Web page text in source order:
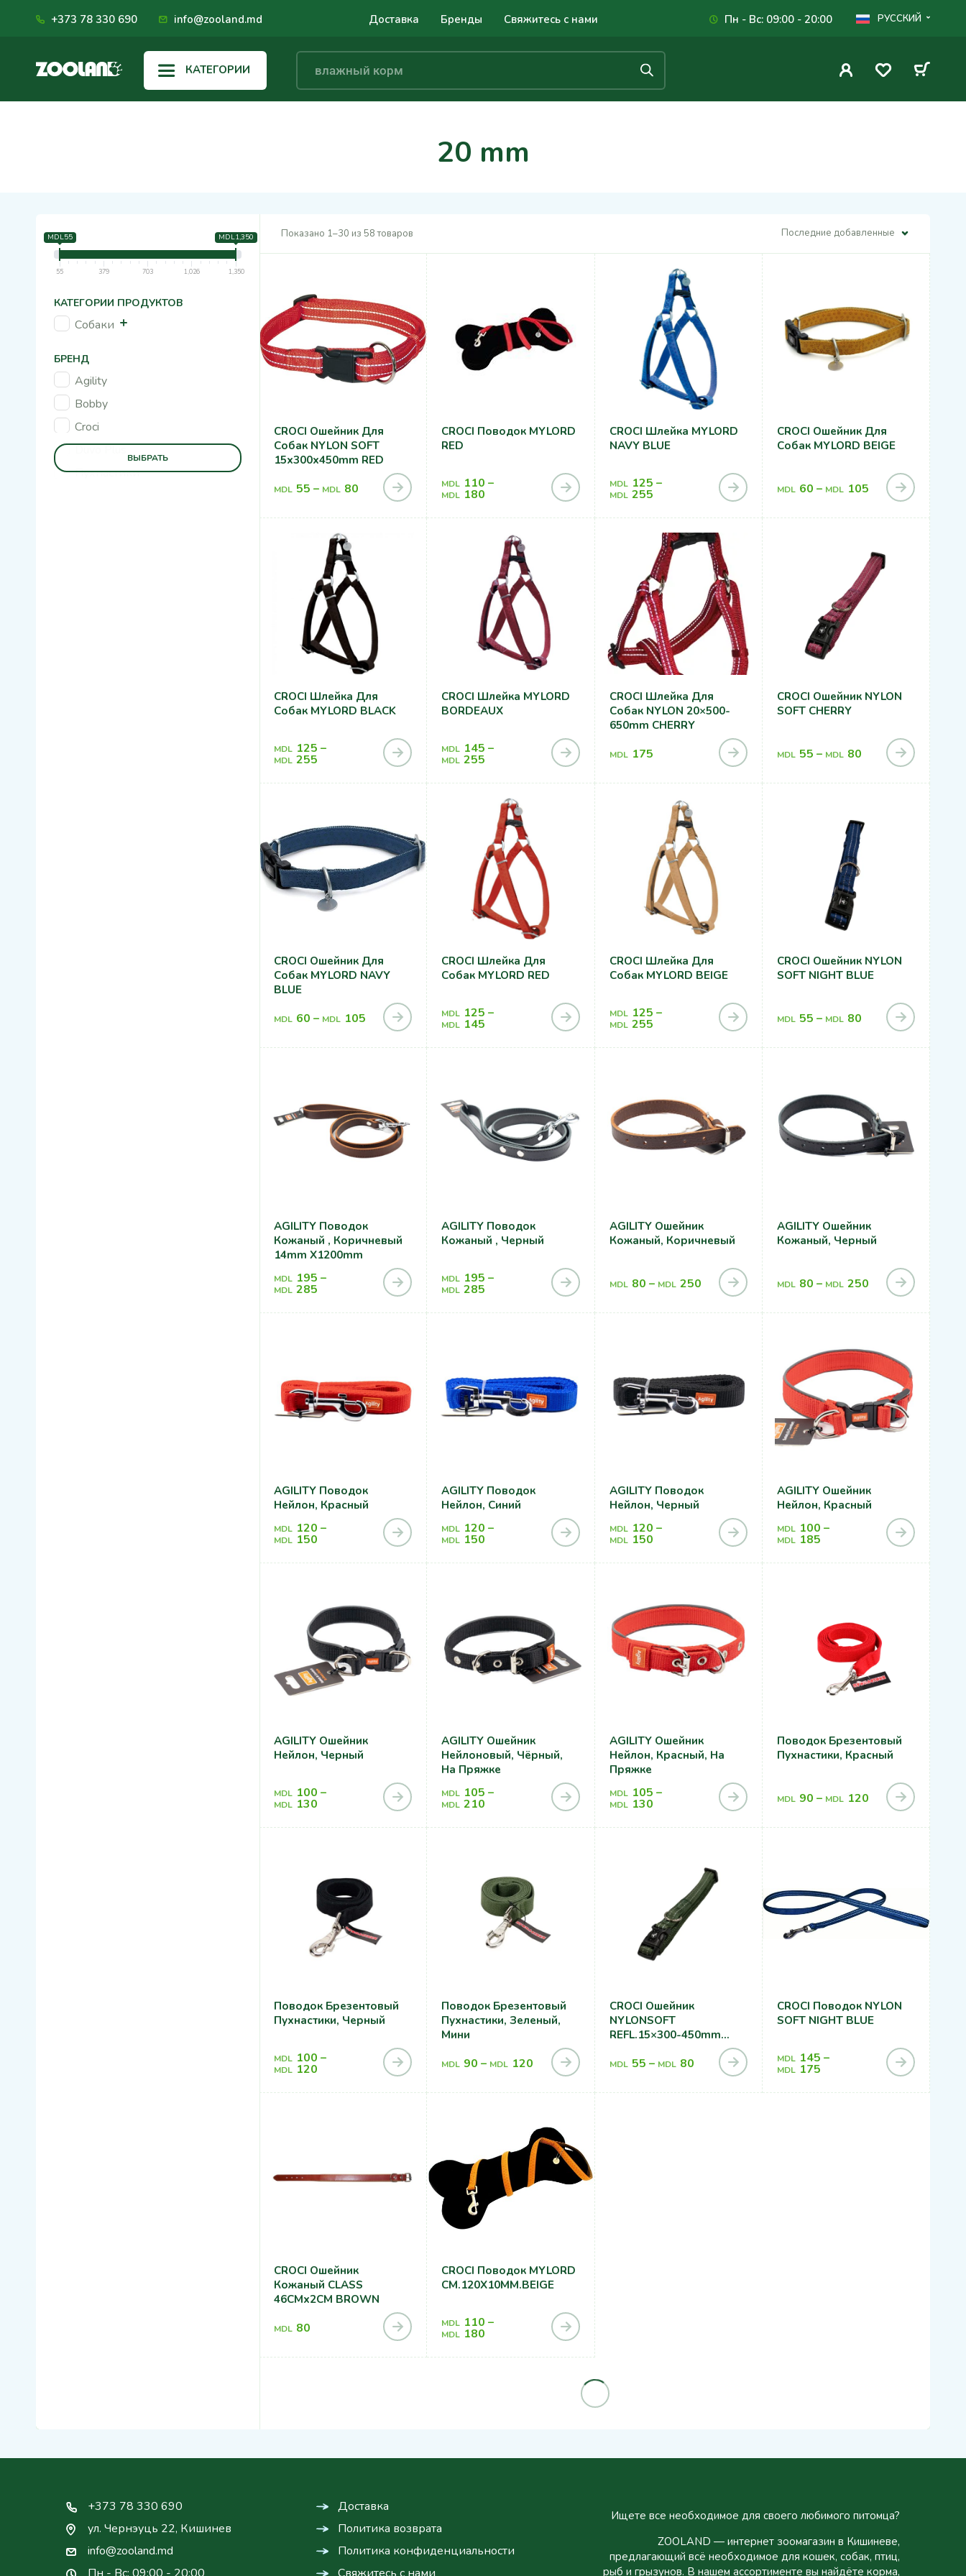
+373 78 330 690 info@zooland.md Доставка Бренды Свяжитесь с нами Пн - Вс: 09:00 - 20:00 РУССКИЙ
КАТЕГОРИИ
20 mm
MDL55 MDL1,350
55 379 703 1,026 1,350
КАТЕГОРИИ ПРОДУКТОВ
Собаки
БРЕНД
Agility
Bobby
Croci
Duvo Plus
Пухнастики
ВЫБРАТЬ
Показано 1–30 из 58 товаров Последние добавленные
CROCI Ошейник Для
Собак NYLON SOFT
15x300x450mm RED
MDL 55 – MDL 80
CROCI Поводок MYLORD
RED
MDL 110 –
MDL 180
CROCI Шлейка MYLORD
NAVY BLUE
MDL 125 –
MDL 255
CROCI Ошейник Для
Собак MYLORD BEIGE
MDL 60 – MDL 105
CROCI Шлейка Для
Собак MYLORD BLACK
MDL 125 –
MDL 255
CROCI Шлейка MYLORD
BORDEAUX
MDL 145 –
MDL 255
CROCI Шлейка Для
Собак NYLON 20×500-
650mm CHERRY
MDL 175
CROCI Ошейник NYLON
SOFT CHERRY
MDL 55 – MDL 80
CROCI Ошейник Для
Собак MYLORD NAVY
BLUE
MDL 60 – MDL 105
CROCI Шлейка Для
Собак MYLORD RED
MDL 125 –
MDL 145
CROCI Шлейка Для
Собак MYLORD BEIGE
MDL 125 –
MDL 255
CROCI Ошейник NYLON
SOFT NIGHT BLUE
MDL 55 – MDL 80
AGILITY Поводок
Кожаный , Коричневый
14mm X1200mm
MDL 195 –
MDL 285
AGILITY Поводок
Кожаный , Черный
MDL 195 –
MDL 285
AGILITY Ошейник
Кожаный, Коричневый
MDL 80 – MDL 250
AGILITY Ошейник
Кожаный, Черный
MDL 80 – MDL 250
AGILITY Поводок
Нейлон, Красный
MDL 120 –
MDL 150
AGILITY Поводок
Нейлон, Синий
MDL 120 –
MDL 150
AGILITY Поводок
Нейлон, Черный
MDL 120 –
MDL 150
AGILITY Ошейник
Нейлон, Красный
MDL 100 –
MDL 185
AGILITY Ошейник
Нейлон, Черный
MDL 100 –
MDL 130
AGILITY Ошейник
Нейлоновый, Чёрный,
На Пряжке
MDL 105 –
MDL 210
AGILITY Ошейник
Нейлон, Красный, На
Пряжке
MDL 105 –
MDL 130
Поводок Брезентовый
Пухнастики, Красный
MDL 90 – MDL 120
Поводок Брезентовый
Пухнастики, Черный
MDL 100 –
MDL 120
Поводок Брезентовый
Пухнастики, Зеленый,
Мини
MDL 90 – MDL 120
CROCI Ошейник
NYLONSOFT
REFL.15×300-450mm
MDL 55 – MDL 80
CROCI Поводок NYLON
SOFT NIGHT BLUE
MDL 145 –
MDL 175
CROCI Ошейник
Кожаный CLASS
46CMx2CM BROWN
MDL 80
CROCI Поводок MYLORD
CM.120X10MM.BEIGE
MDL 110 –
MDL 180
+373 78 330 690
ул. Чернэуць 22, Кишинев
info@zooland.md
Доставка
Политика возврата
Политика конфиденциальности
Ищете все необходимое для своего любимого питомца?
ZOOLAND — интернет зоомагазин в Кишиневе,
предлагающий всё необходимое для кошек, собак, птиц,
рыб и грызунов. В нашем ассортименте вы найдёте корма,